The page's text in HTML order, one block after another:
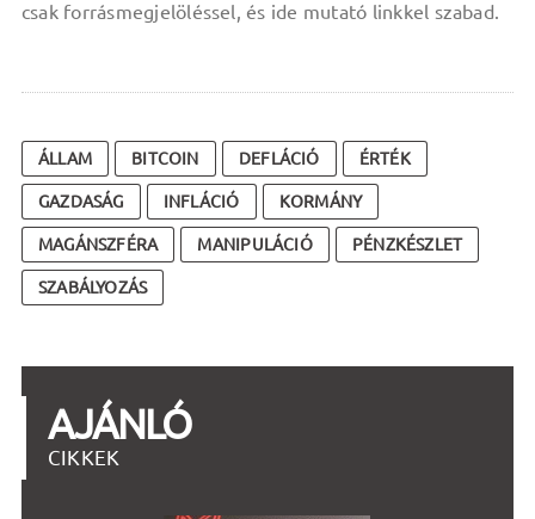
csak forrásmegjelöléssel, és ide mutató linkkel szabad.
ÁLLAM BITCOIN DEFLÁCIÓ ÉRTÉK
GAZDASÁG INFLÁCIÓ KORMÁNY
MAGÁNSZFÉRA MANIPULÁCIÓ PÉNZKÉSZLET
SZABÁLYOZÁS
AJÁNLÓ
CIKKEK